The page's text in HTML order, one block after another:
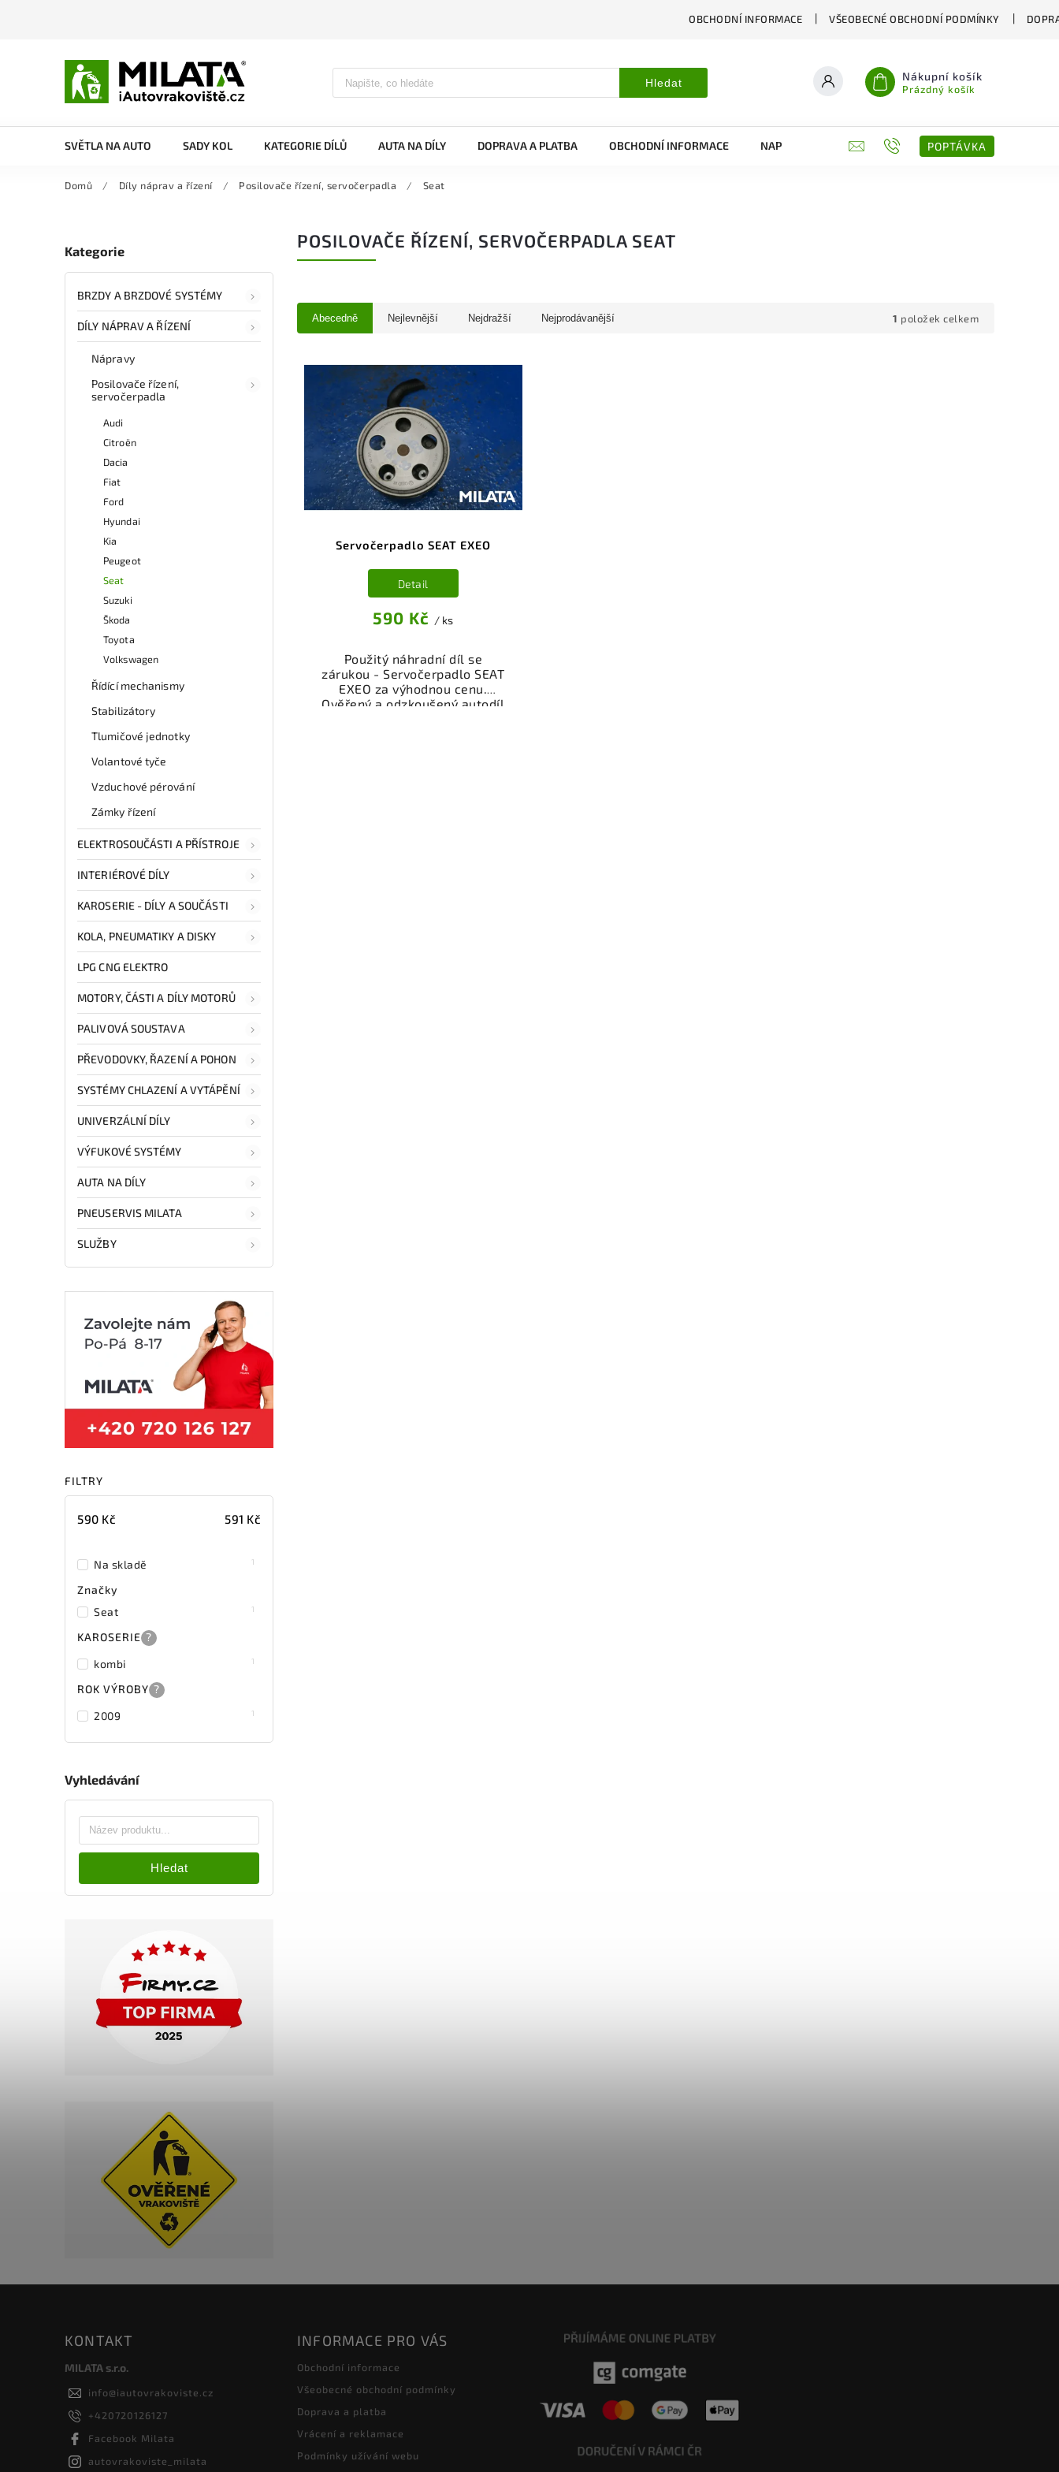
OBCHODNÍ INFORMACE VŠEOBECNÉ OBCHODNÍ PODMÍNKY
Hledat Nákupní košík
Prázdný košík
SVĚTLA NA AUTO SADY KOL KATEGORIE DÍLŮ AUTA NA DÍLY DOPRAVA A PLATBA OBCHODNÍ INFORMACE NAPIŠTE NÁM KONTAKTY POPTÁVKA
Domů / Díly náprav a řízení / Posilovače řízení, servočerpadla / Seat
Kategorie
BRZDY A BRZDOVÉ SYSTÉMY
DÍLY NÁPRAV A ŘÍZENÍ
Nápravy
Posilovače řízení,
servočerpadla
Audi
Citroën
Dacia
Fiat
Ford
Hyundai
Kia
Peugeot
Seat
Suzuki
Škoda
Toyota
Volkswagen
Řídící mechanismy
Stabilizátory
Tlumičové jednotky
Volantové tyče
Vzduchové pérování
Zámky řízení
ELEKTROSOUČÁSTI A PŘÍSTROJE
INTERIÉROVÉ DÍLY
KAROSERIE - DÍLY A SOUČÁSTI
KOLA, PNEUMATIKY A DISKY
LPG CNG ELEKTRO
MOTORY, ČÁSTI A DÍLY MOTORŮ
PALIVOVÁ SOUSTAVA
PŘEVODOVKY, ŘAZENÍ A POHON
SYSTÉMY CHLAZENÍ A VYTÁPĚNÍ
UNIVERZÁLNÍ DÍLY
VÝFUKOVÉ SYSTÉMY
AUTA NA DÍLY
PNEUSERVIS MILATA
SLUŽBY
FILTRY
590 Kč 591 Kč
Na skladě 1
Značky
Seat
1
KAROSERIE ?
kombi
1
ROK VÝROBY ?
2009
1
Vyhledávání
Hledat
POSILOVAČE ŘÍZENÍ, SERVOČERPADLA SEAT
Abecedně Nejlevnější Nejdražší Nejprodávanější 1 položek celkem
Servočerpadlo SEAT EXEO
590 Kč / ks
Detail
Použitý náhradní díl se
zárukou - Servočerpadlo SEAT
EXEO za výhodnou cenu.
Ověřený a odzkoušený autodíl
KONTAKT
MILATA s.r.o.
info@iautovrakoviste.cz
+420720126127
Facebook Milata
autovrakoviste_milata
INFORMACE PRO VÁS
Obchodní informace
Všeobecné obchodní podmínky
Doprava a platba
Vrácení a reklamace
Podmínky užívání webu